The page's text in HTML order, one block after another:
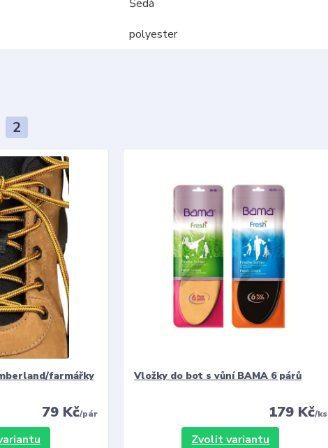
Šedá
polyester
2
farmářky
79 Kč/pár
Vložky do bot s vůní BAMA 6 párů
179 Kč/ks
Zvolit variantu